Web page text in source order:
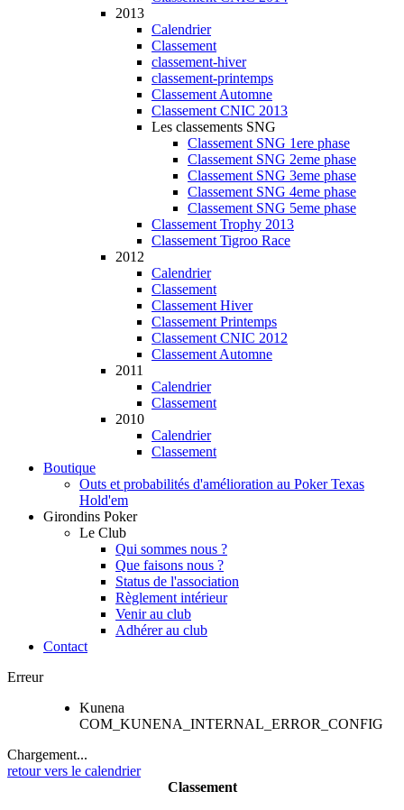
2013
Calendrier
Classement
classement-hiver
classement-printemps
Classement Automne
Classement CNIC 2013
Les classements SNG
Classement SNG 1ere phase
Classement SNG 2eme phase
Classement SNG 3eme phase
Classement SNG 4eme phase
Classement SNG 5eme phase
Classement Trophy 2013
Classement Tigroo Race
2012
Calendrier
Classement
Classement Hiver
Classement Printemps
Classement CNIC 2012
Classement Automne
2011
Calendrier
Classement
2010
Calendrier
Classement
Boutique
Outs et probabilités d'amélioration au Poker Texas
Hold'em
Girondins Poker
Le Club
Qui sommes nous ?
Que faisons nous ?
Status de l'association
Règlement intérieur
Venir au club
Adhérer au club
Contact
Erreur
Kunena
COM_KUNENA_INTERNAL_ERROR_CONFIG
Chargement...
retour vers le calendrier
Classement